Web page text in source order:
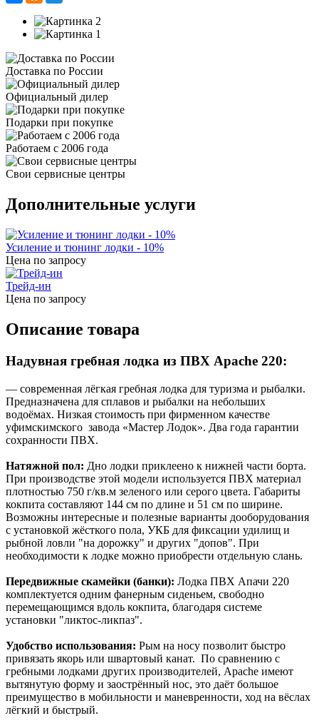
Доставка по России
Официальный дилер
Подарки при покупке
Работаем с 2006 года
Свои сервисные центры
Дополнительные услуги
Усиление и тюнинг лодки - 10%
Цена по запросу
Трейд-ин
Цена по запросу
Описание товара
Надувная гребная лодка из ПВХ Apache 220:
— современная лёгкая гребная лодка для туризма и рыбалки.
Предназначена для сплавов и рыбалки на небольших
водоёмах. Низкая стоимость при фирменном качестве
уфимскимского завода «Мастер Лодок». Два года гарантии
сохранности ПВХ.
Натяжной пол: Дно лодки приклеено к нижней части борта.
При производстве этой модели используется ПВХ материал
плотностью 750 г/кв.м зеленого или серого цвета. Габариты
кокпита составляют 144 см по длине и 51 см по ширине.
Возможны интересные и полезные варианты дооборудования
с установкой жёсткого пола, УКБ для фиксации удилищ и
рыбной ловли "на дорожку" и других "допов". При
необходимости к лодке можно приобрести отдельную слань.
Передвижные скамейки (банки): Лодка ПВХ Апачи 220
комплектуется одним фанерным сиденьем, свободно
перемещающимся вдоль кокпита, благодаря системе
установки "ликтос-ликпаз".
Удобство использования: Рым на носу позволит быстро
привязать якорь или швартовый канат. По сравнению с
гребными лодками других производителей, Apache имеют
вытянутую форму и заострённый нос, это даёт большое
преимущество в мобильности и маневренности, ход на вёслах
лёгкий и быстрый.